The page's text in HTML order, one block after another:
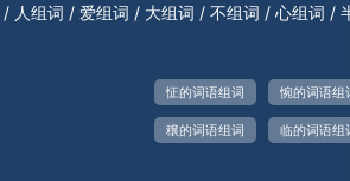
/ 人组词 / 爱组词 / 大组词 / 不组词 / 心组词 /
怔的词语组词 惋的词语组
穣的词语组词 临的词语组